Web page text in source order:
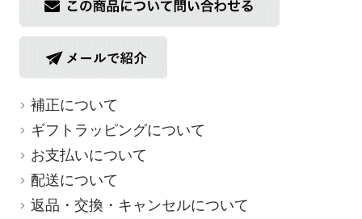
補正について
ギフトラッピングについて
お支払いについて
配送について
返品・交換・キャンセルについて